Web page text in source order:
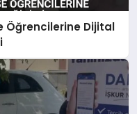
Öğrencilerine Dijital